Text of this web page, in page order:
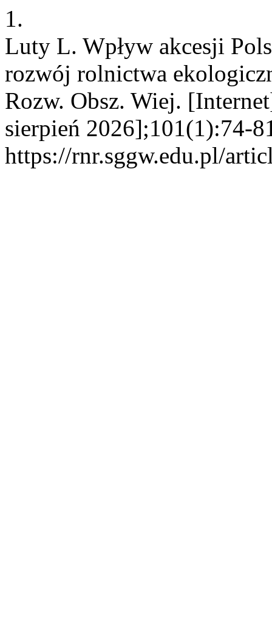
1.
Luty L. Wpływ akcesji
rozwój rolnictwa
Rozw. Obsz. Wiej.
sierpień 2026];101(1):74-
https://rnr.sggw.edu.pl/